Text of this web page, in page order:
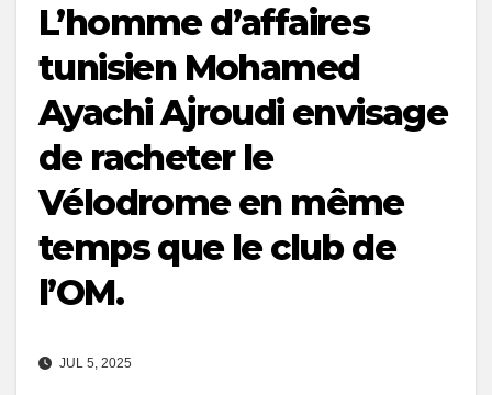
L’homme d’affaires
tunisien Mohamed
Ayachi Ajroudi envisage
de racheter le
Vélodrome en même
temps que le club de
l’OM.
JUL 5, 2025